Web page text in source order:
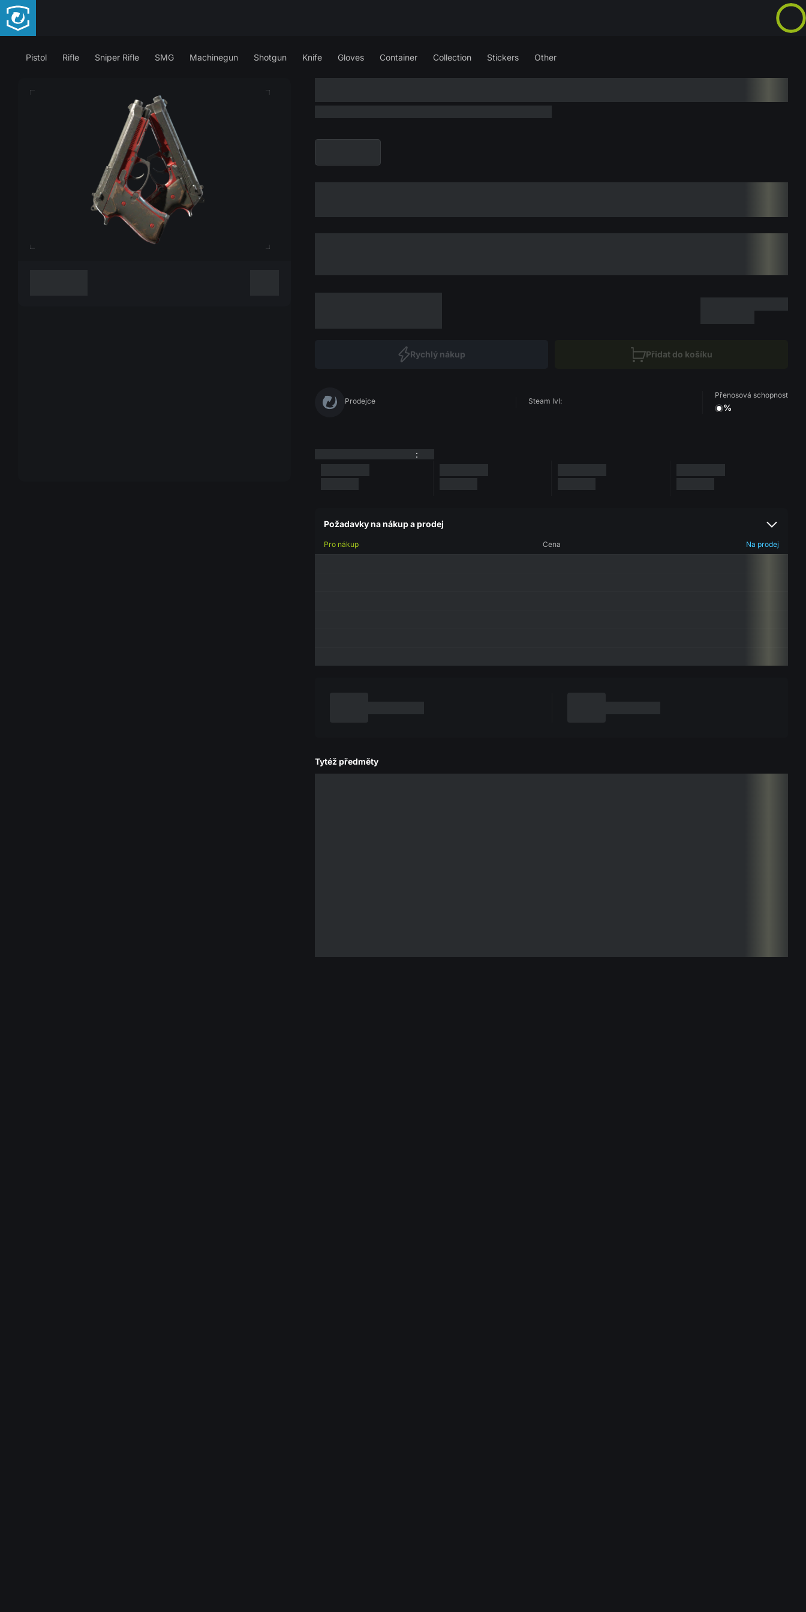
Pistol Rifle Sniper Rifle SMG Machinegun Shotgun Knife Gloves Container Collection Stickers Other
Rychlý nákup Přidat do košíku
Prodejce Steam lvl:
Přenosová schopnost
%
:
Požadavky na nákup a prodej
Pro nákup Cena Na prodej
Tytéž předměty